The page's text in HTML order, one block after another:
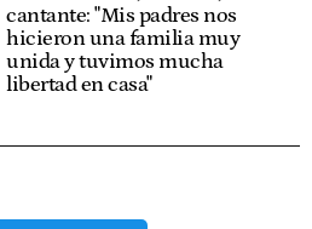
cantante: "Mis padres nos
hicieron una familia muy
unida y tuvimos mucha
libertad en casa"